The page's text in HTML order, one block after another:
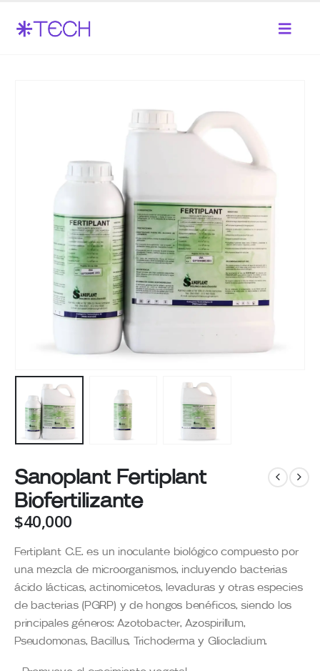
Sanoplant Fertiplant
Biofertilizante
$40,000
Fertiplant C.E. es un inoculante biológico compuesto por
una mezcla de microorganismos, incluyendo bacterias
ácido lácticas, actinomicetos, levaduras y otras especies
de bacterias (PGRP) y de hongos benéficos, siendo los
principales géneros: Azotobacter, Azospirillum,
Pseudomonas, Bacillus, Trichoderma y Gliocladium.